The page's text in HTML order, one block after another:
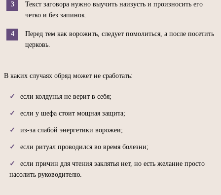
Текст заговора нужно выучить наизусть и произносить его
четко и без запинок.
Перед тем как ворожить, следует помолиться, а после посетить
церковь.
В каких случаях обряд может не сработать:
если колдунья не верит в себя;
если у шефа стоит мощная защита;
из-за слабой энергетики ворожеи;
если ритуал проводился во время болезни;
если причин для чтения заклятья нет, но есть желание просто
насолить руководителю.